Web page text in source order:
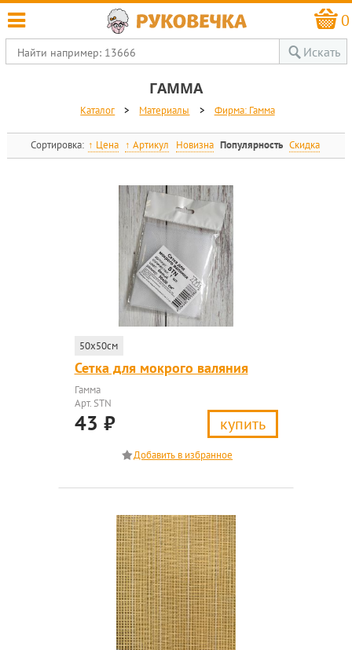
0
Искать
ГАММА
Каталог > Материалы > Фирма: Гамма
Сортировка: Цена Артикул Новизна Популярность Скидка
50x50см
Сетка для мокрого валяния
Гамма
Арт. STN
43 ₽ купить